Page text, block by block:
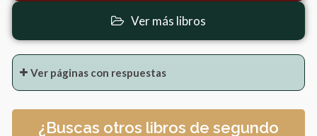
Ver más libros
Ver páginas con respuestas
¿Buscas otros libros de segundo